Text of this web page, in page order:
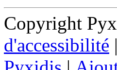
Copyright
d'accessibilité |